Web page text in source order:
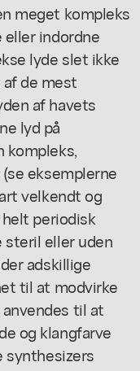
meget kompleks
indordne
lyde slet ikke
de mest
af havets
lyd på
kompleks,
eksemplerne
velkendt og
periodisk
eller uden
adskillige
til at modvirke
til at
og klangfarve
synthesizers